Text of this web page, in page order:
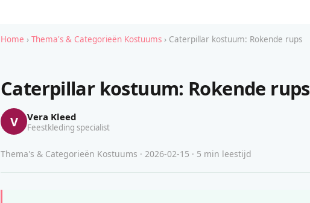
Home › Thema's & Categorieën Kostuums › Caterpillar kostuum: Rokende rups
Caterpillar kostuum: Rokende rups
V Vera Kleed
Feestkleding specialist
Thema's & Categorieën Kostuums · 2026-02-15 · 5 min leestijd